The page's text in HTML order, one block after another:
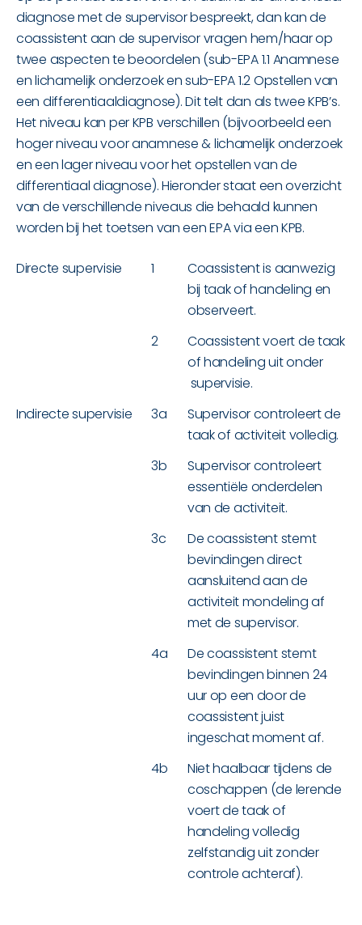
diagnose met de supervisor bespreekt, dan kan de
coassistent aan de supervisor vragen hem/haar op
twee aspecten te beoordelen (sub-EPA 1.1 Anamnese
en lichamelijk onderzoek en sub-EPA 1.2 Opstellen van
een differentiaaldiagnose). Dit telt dan als twee KPB’s.
Het niveau kan per KPB verschillen (bijvoorbeeld een
hoger niveau voor anamnese & lichamelijk onderzoek
en een lager niveau voor het opstellen van de
differentiaal diagnose). Hieronder staat een overzicht
van de verschillende niveaus die behaald kunnen
worden bij het toetsen van een EPA via een KPB.
Directe supervisie 1
Coassistent is aanwezig
bij taak of handeling en
observeert.
2
Coassistent voert de taak
of handeling uit onder
supervisie.
Indirecte supervisie
3a
Supervisor controleert de
taak of activiteit volledig.
3b
Supervisor controleert
essentiële onderdelen
van de activiteit.
3c
De coassistent stemt
bevindingen direct
aansluitend aan de
activiteit mondeling af
met de supervisor.
4a
De coassistent stemt
bevindingen binnen 24
uur op een door de
coassistent juist
ingeschat moment af.
4b
Niet haalbaar tijdens de
coschappen (de lerende
voert de taak of
handeling volledig
zelfstandig uit zonder
controle achteraf).